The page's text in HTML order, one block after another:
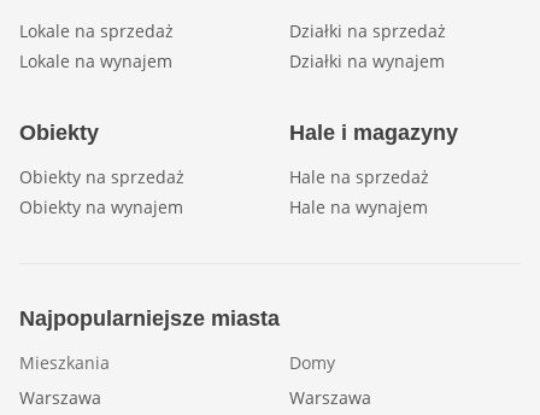
Lokale na sprzedaż
Lokale na wynajem
Działki na sprzedaż
Działki na wynajem
Obiekty
Obiekty na sprzedaż
Obiekty na wynajem
Hale i magazyny
Hale na sprzedaż
Hale na wynajem
Najpopularniejsze miasta
Mieszkania
Warszawa
Domy
Warszawa